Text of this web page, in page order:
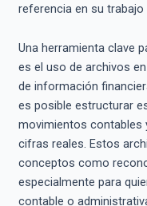
referencia en su
Una herramienta clave
es el uso de archivos
de información
es posible estructurar
movimientos contables
cifras reales. Estos
conceptos como
especialmente para
contable o